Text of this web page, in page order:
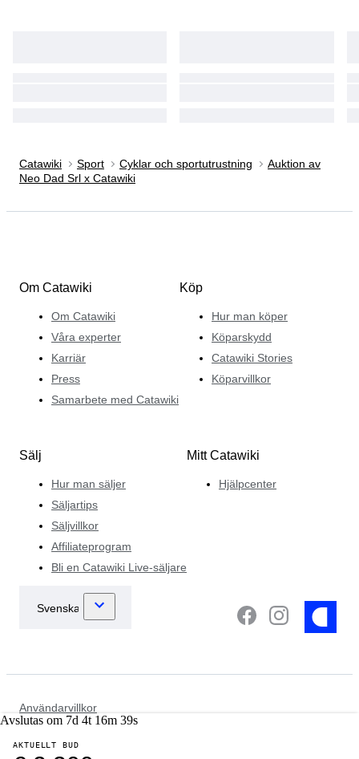
Avslutas om 7d 4t 16m 39s
AKTUELLT BUD
Catawiki Sport Cyklar och sportutrustning
Auktion av
Neo Dad Srl x Catawiki
Om Catawiki
Om Catawiki
Våra experter
Karriär
Press
Samarbete med Catawiki
Köp
Hur man köper
Köparskydd
Catawiki Stories
Köparvillkor
Sälj
Hur man säljer
Säljartips
Säljvillkor
Affiliateprogram
Bli en Catawiki Live-säljare
Mitt Catawiki
Hjälpcenter
Användarvillkor
Dataskydd och integritetsmeddelande
Policy för brottsbekämpning